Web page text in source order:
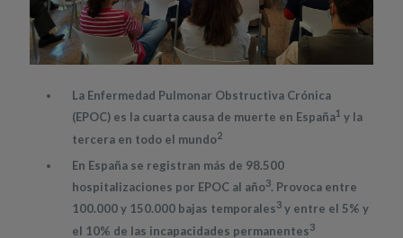
La Enfermedad Pulmonar Obstructiva Crónica
(EPOC) es la cuarta causa de muerte en España1 y la
tercera en todo el mundo2
En España se registran más de 98.500
hospitalizaciones por EPOC al año3. Provoca entre
100.000 y 150.000 bajas temporales3y entre el 5% y
el 10% de las incapacidades permanentes3